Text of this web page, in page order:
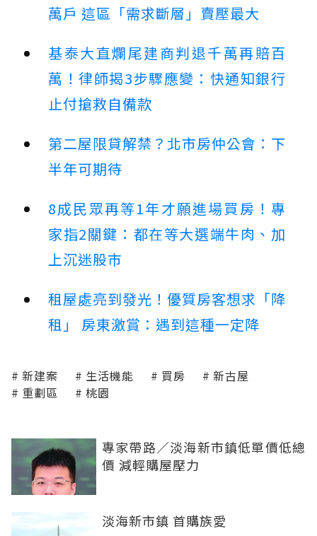
萬戶 這區「需求斷層」賣壓最大
基泰大直爛尾建商判退千萬再賠百
萬！律師揭3步驟應變：快通知銀行
止付搶救自備款
第二屋限貸解禁？北市房仲公會：下
半年可期待
8成民眾再等1年才願進場買房！專
家指2關鍵：都在等大選端牛肉、加
上沉迷股市
租屋處亮到發光！優質房客想求「降
租」 房東激賞：遇到這種一定降
新建案 生活機能 買房
新古屋
重劃區
桃園
專家帶路／淡海新市鎮低單價低總
價 減輕購屋壓力
淡海新市鎮 首購族愛